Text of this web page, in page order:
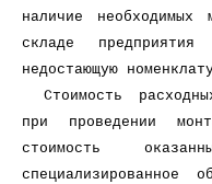
наличие необходимых
складе
недостающую
Стоимость
при проведении
стоимость
специализированное